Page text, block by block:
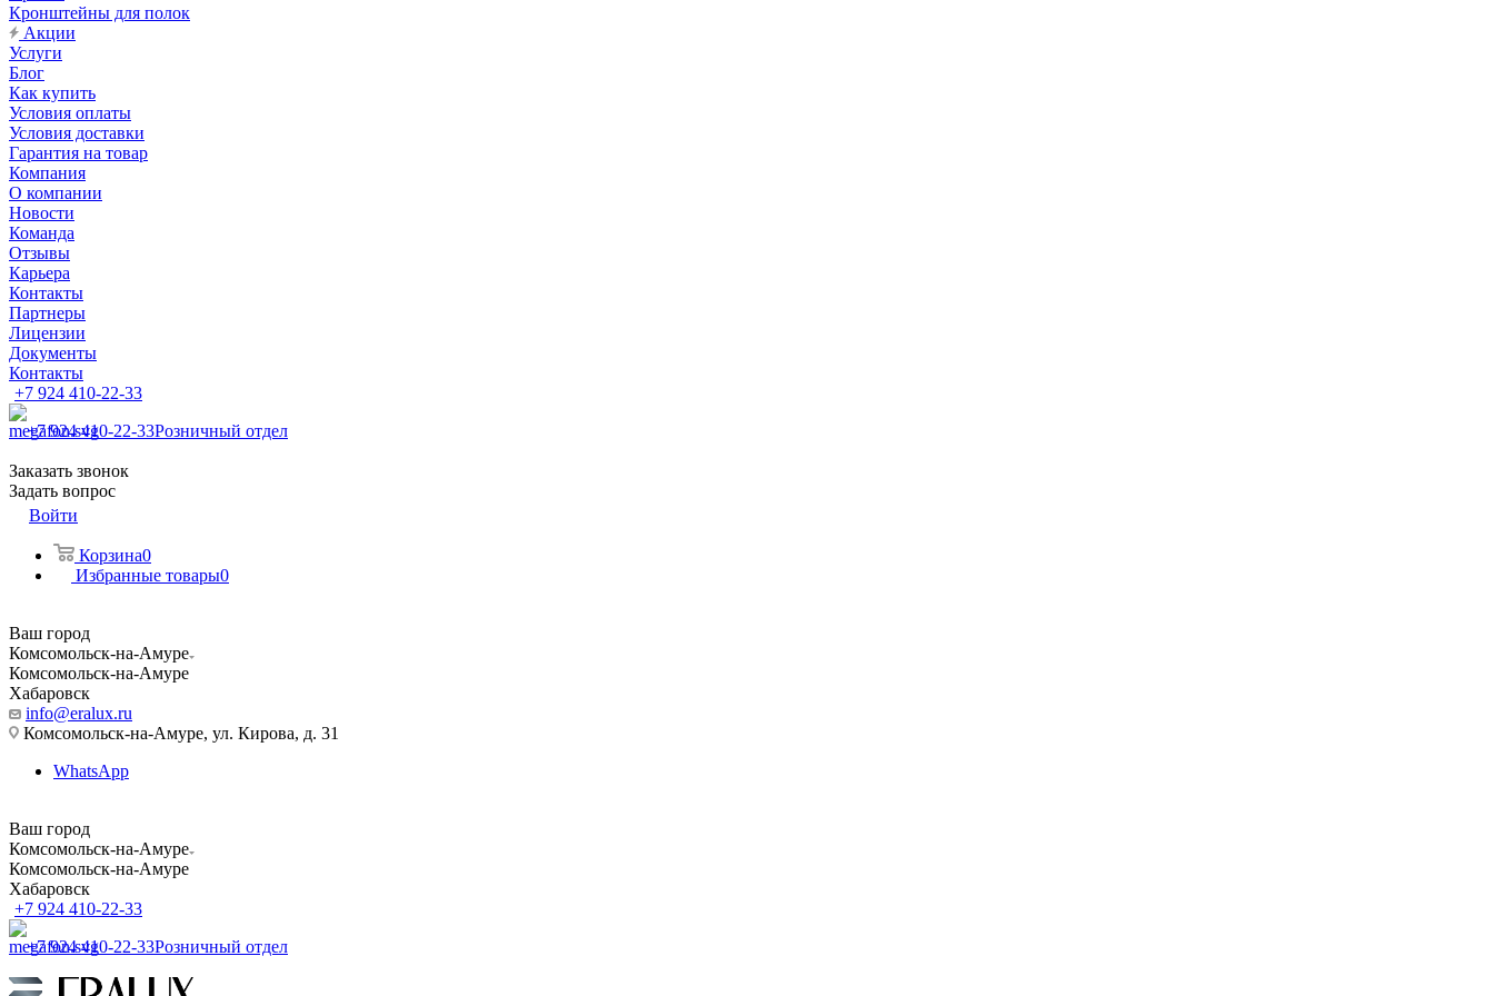
Кронштейны для полок
Акции
Услуги
Блог
Как купить
Условия оплаты
Условия доставки
Гарантия на товар
Компания
О компании
Новости
Команда
Отзывы
Карьера
Контакты
Партнеры
Лицензии
Документы
Контакты
+7 924 410-22-33
+7 924 410-22-33Розничный отдел
Заказать звонок
Задать вопрос
Войти
Корзина0
Избранные товары0
Ваш город
Комсомольск-на-Амуре
Комсомольск-на-Амуре
Хабаровск
info@eralux.ru
Комсомольск-на-Амуре, ул. Кирова, д. 31
WhatsApp
Ваш город
Комсомольск-на-Амуре
Комсомольск-на-Амуре
Хабаровск
+7 924 410-22-33
+7 924 410-22-33Розничный отдел